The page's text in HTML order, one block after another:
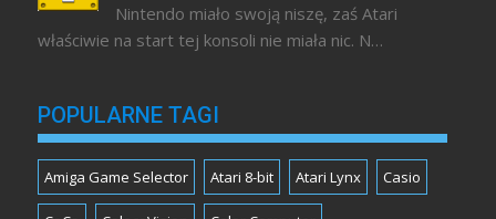
Nintendo miało swoją niszę, zaś Atari
właściwie na start tej konsoli nie miała nic. N…
POPULARNE TAGI
Amiga Game Selector Atari 8-bit Atari Lynx Casio